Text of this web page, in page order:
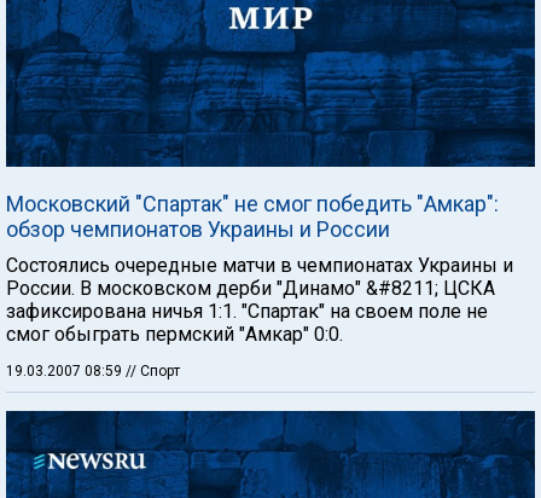
Московский "Спартак" не смог победить "Амкар":
обзор чемпионатов Украины и России
Состоялись очередные матчи в чемпионатах Украины и
России. В московском дерби "Динамо" &#8211; ЦСКА
зафиксирована ничья 1:1. "Спартак" на своем поле не
смог обыграть пермский "Амкар" 0:0.
19.03.2007 08:59 // Спорт